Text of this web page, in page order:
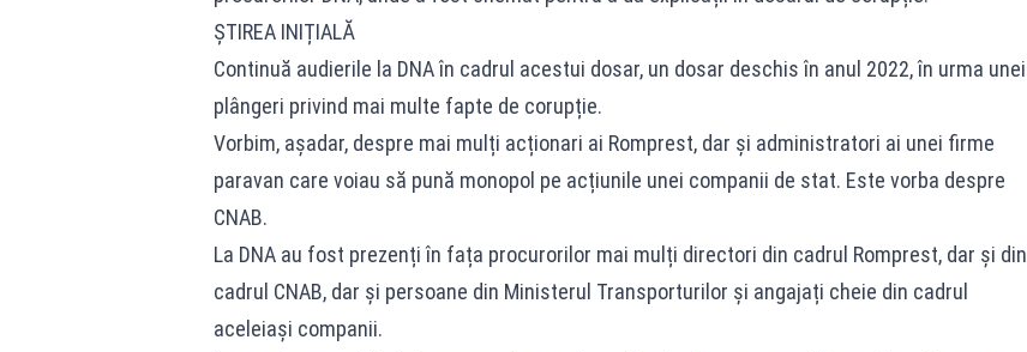
ȘTIREA INIȚIALĂ
Continuă audierile la DNA în cadrul acestui dosar, un dosar deschis în anul 2022, în urma unei
plângeri privind mai multe fapte de corupție.
Vorbim, așadar, despre mai mulți acționari ai Romprest, dar și administratori ai unei firme
paravan care voiau să pună monopol pe acțiunile unei companii de stat. Este vorba despre
CNAB.
La DNA au fost prezenți în fața procurorilor mai mulți directori din cadrul Romprest, dar și din
cadrul CNAB, dar și persoane din Ministerul Transporturilor și angajați cheie din cadrul
aceleiași companii.